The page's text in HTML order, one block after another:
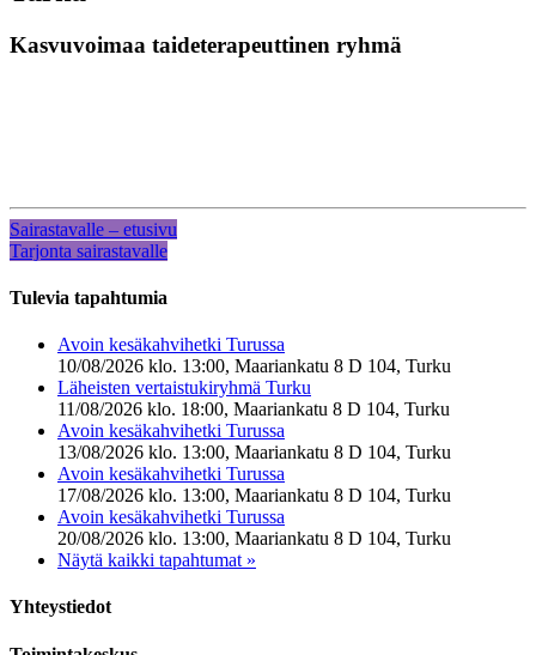
Kasvuvoimaa taideterapeuttinen ryhmä
Sairastavalle – etusivu
Tarjonta sairastavalle
Tulevia tapahtumia
Avoin kesäkahvihetki Turussa
10/08/2026 klo. 13:00, Maariankatu 8 D 104, Turku
Läheisten vertaistukiryhmä Turku
11/08/2026 klo. 18:00, Maariankatu 8 D 104, Turku
Avoin kesäkahvihetki Turussa
13/08/2026 klo. 13:00, Maariankatu 8 D 104, Turku
Avoin kesäkahvihetki Turussa
17/08/2026 klo. 13:00, Maariankatu 8 D 104, Turku
Avoin kesäkahvihetki Turussa
20/08/2026 klo. 13:00, Maariankatu 8 D 104, Turku
Näytä kaikki tapahtumat »
Yhteystiedot